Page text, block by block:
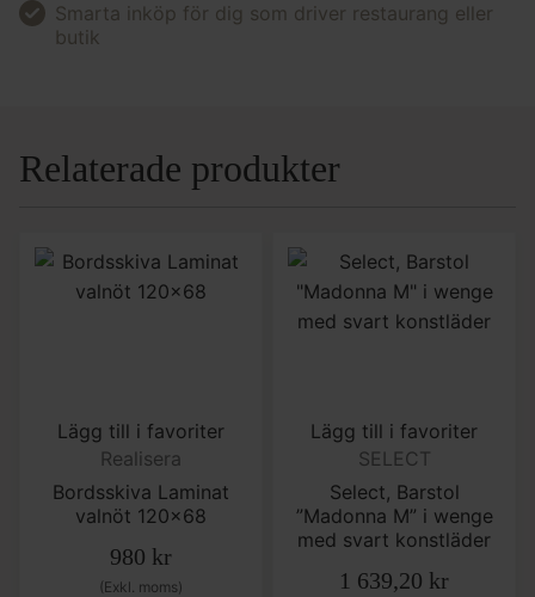
Smarta inköp för dig som driver restaurang eller
butik
Relaterade produkter
Lägg till i favoriter
Realisera
Bordsskiva Laminat
valnöt 120×68
980 kr
(Exkl. moms)
Lägg till i favoriter
SELECT
Select, Barstol
”Madonna M” i wenge
med svart konstläder
1 639,20 kr